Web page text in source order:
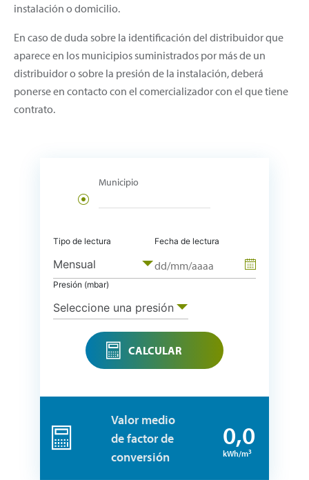
instalación o domicilio.
En caso de duda sobre la identificación del distribuidor que
aparece en los municipios suministrados por más de un
distribuidor o sobre la presión de la instalación, deberá
ponerse en contacto con el comercializador con el que tiene
contrato.
Municipio
Tipo de lectura
Mensual
Fecha de lectura
Presión (mbar)
Seleccione una presión
CALCULAR
Valor medio
de factor de
conversión
0,0
kWh/m3